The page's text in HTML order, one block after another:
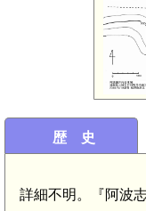
歴 史
詳細不明。『阿波